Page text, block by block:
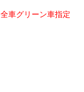
全車グリーン車指定